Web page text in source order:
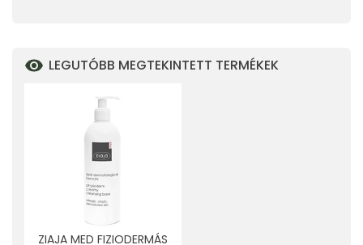
LEGUTÓBB MEGTEKINTETT TERMÉKEK
ZIAJA MED FIZIODERMÁS